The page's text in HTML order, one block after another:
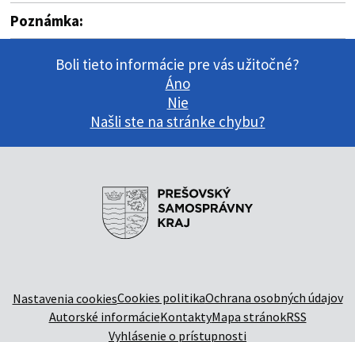
Poznámka:
Boli tieto informácie pre vás užitočné?
Áno
Nie
Našli ste na stránke chybu?
Nastavenia cookiesCookies politikaOchrana osobných údajov
Autorské informácieKontaktyMapa stránokRSS
Vyhlásenie o prístupnosti